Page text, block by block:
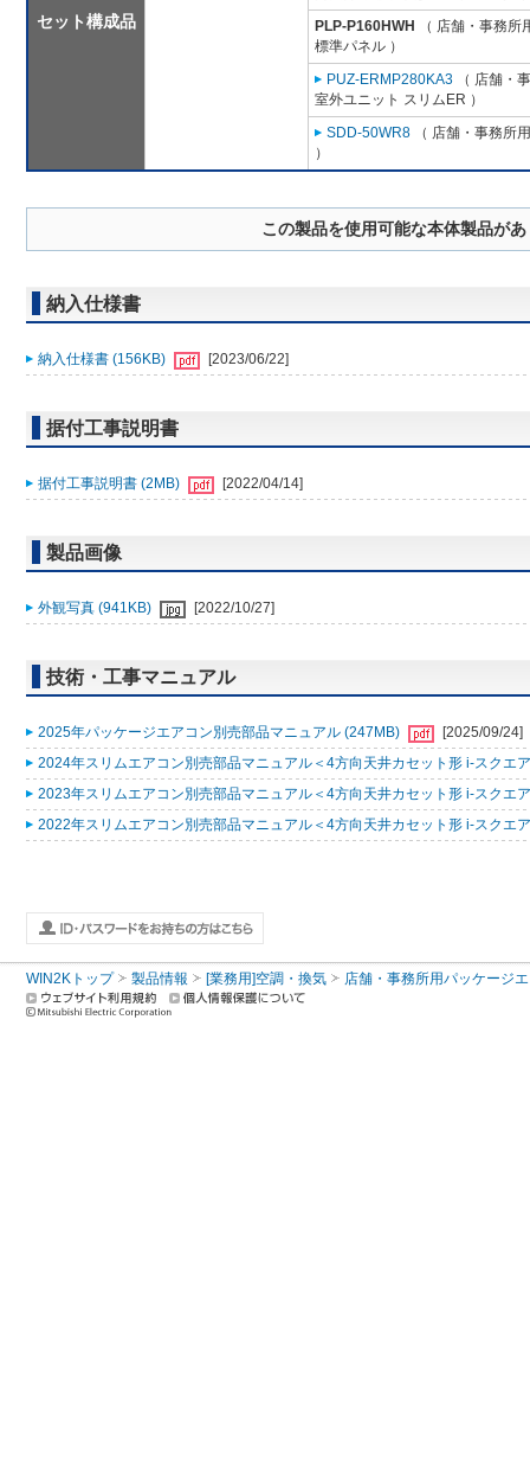
セット構成品
PLP-P160HWH
（ 店舗・事務所
標準パネル ）
PUZ-ERMP280KA3 （ 店舗・
室外ユニット スリムER ）
SDD-50WR8 （ 店舗・事務所
）
この製品を使用可能な本体製品が
納入仕様書
納入仕様書 (156KB) [2023/06/22]
据付工事説明書
据付工事説明書 (2MB) [2022/04/14]
製品画像
外観写真 (941KB) [2022/10/27]
技術・工事マニュアル
2025年パッケージエアコン別売部品マニュアル (247MB)
[2025/09/24]
2024年スリムエアコン別売部品マニュアル＜4方向天井カセット形 i-スクエ
2023年スリムエアコン別売部品マニュアル＜4方向天井カセット形 i-スクエ
2022年スリムエアコン別売部品マニュアル＜4方向天井カセット形 i-スクエ
WIN2Kトップ 製品情報 [業務用]空調・換気 店舗・事務所用パッケージ